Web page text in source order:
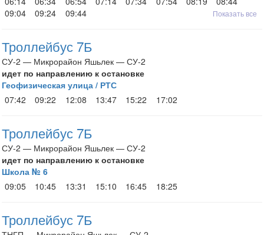
09:04
09:24 09:44 Показать все
Троллейбус 7Б
СУ-2 — Микрорайон Яшьлек — СУ-2
идет по направлению к остановке
Геофизическая улица / РТС
07:42
09:22 12:08 13:47 15:22 17:02
Троллейбус 7Б
СУ-2 — Микрорайон Яшьлек — СУ-2
идет по направлению к остановке
Школа № 6
09:05
10:45 13:31 15:10 16:45 18:25
Троллейбус 7Б